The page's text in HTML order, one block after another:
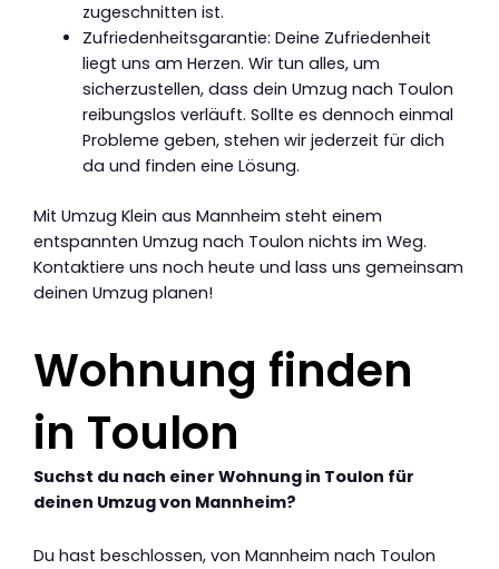
zugeschnitten ist.
Zufriedenheitsgarantie: Deine Zufriedenheit
liegt uns am Herzen. Wir tun alles, um
sicherzustellen, dass dein Umzug nach Toulon
reibungslos verläuft. Sollte es dennoch einmal
Probleme geben, stehen wir jederzeit für dich
da und finden eine Lösung.
Mit Umzug Klein aus Mannheim steht einem
entspannten Umzug nach Toulon nichts im Weg.
Kontaktiere uns noch heute und lass uns gemeinsam
deinen Umzug planen!
Wohnung finden
in Toulon
Suchst du nach einer Wohnung in Toulon für
deinen Umzug von Mannheim?
Du hast beschlossen, von Mannheim nach Toulon